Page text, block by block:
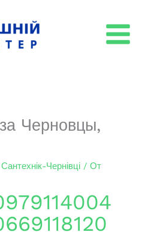
Черновцы,
Сантехнік-Чернівці / От